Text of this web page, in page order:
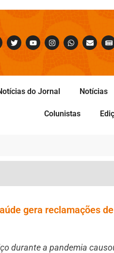
do Jornal Notícias
Colunistas
gera reclamações
durante a pandemia